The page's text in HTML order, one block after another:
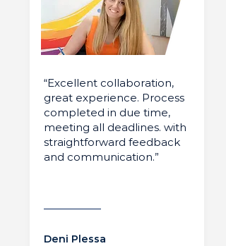
“Excellent collaboration,
great experience. Process
completed in due time,
meeting all deadlines. with
straightforward feedback
and communication.”
Deni Plessa